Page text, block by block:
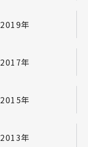
2019年
2017年
2015年
2013年